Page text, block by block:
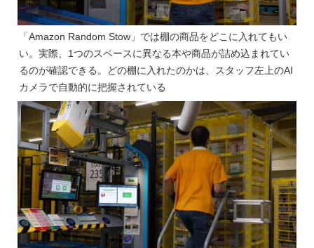
「Amazon Random Stow」では棚の商品をどこに入れてもい
い。実際、1つのスペースに異なる本や商品が詰め込まれてい
るのが確認できる。どの棚に入れたのかは、スタッフ左上のAI
カメラで自動的に把握されている